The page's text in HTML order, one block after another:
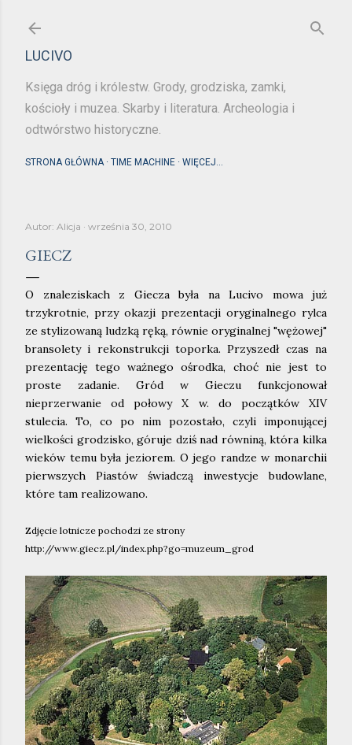
LUCIVO
Księga dróg i królestw. Grody, grodziska, zamki,
kościoły i muzea. Skarby i literatura. Archeologia i
odtwórstwo historyczne.
STRONA GŁÓWNA TIME MACHINE WIĘCEJ…
Autor: Alicja września 30, 2010
GIECZ
O znaleziskach z Giecza była na Lucivo mowa już
trzykrotnie, przy okazji prezentacji oryginalnego rylca
ze stylizowaną ludzką ręką, równie oryginalnej "wężowej"
bransolety i rekonstrukcji toporka. Przyszedł czas na
prezentację tego ważnego ośrodka, choć nie jest to
proste zadanie. Gród w Gieczu funkcjonował
nieprzerwanie od połowy X w. do początków XIV
stulecia. To, co po nim pozostało, czyli imponującej
wielkości grodzisko, góruje dziś nad równiną, która kilka
wieków temu była jeziorem. O jego randze w monarchii
pierwszych Piastów świadczą inwestycje budowlane,
które tam realizowano.
Zdjęcie lotnicze pochodzi ze strony
http://www.giecz.pl/index.php?go=muzeum_grod